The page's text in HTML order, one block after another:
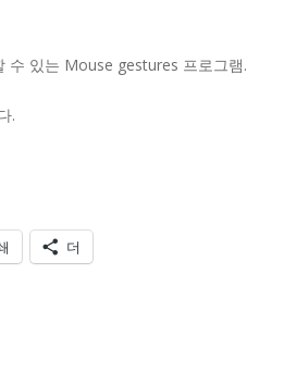
수 있는 Mouse gestures 프로그램.
.
더